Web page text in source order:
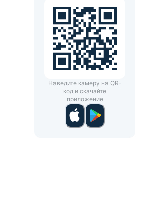
Наведите камеру на QR-
код и скачайте
приложение